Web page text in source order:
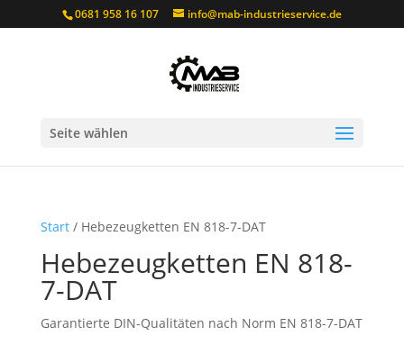
0681 958 16 107 info@mab-industrieservice.de
Seite wählen
Start/ Hebezeugketten EN 818-7-DAT
Hebezeugketten EN 818-
7-DAT
Garantierte DIN-Qualitäten nach Norm EN 818-7-DAT